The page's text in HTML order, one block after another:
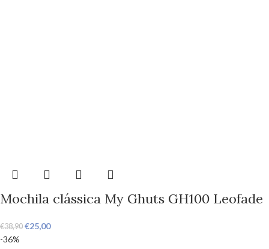
Mochila clássica My Ghuts GH100 Leofade
€38,90 €25,00
-36%